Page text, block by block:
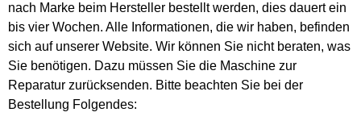
nach Marke beim Hersteller bestellt werden, dies dauert ein
bis vier Wochen. Alle Informationen, die wir haben, befinden
sich auf unserer Website. Wir können Sie nicht beraten, was
Sie benötigen. Dazu müssen Sie die Maschine zur
Reparatur zurücksenden. Bitte beachten Sie bei der
Bestellung Folgendes: